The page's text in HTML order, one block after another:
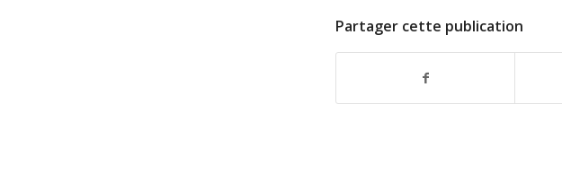
Partager cette publication